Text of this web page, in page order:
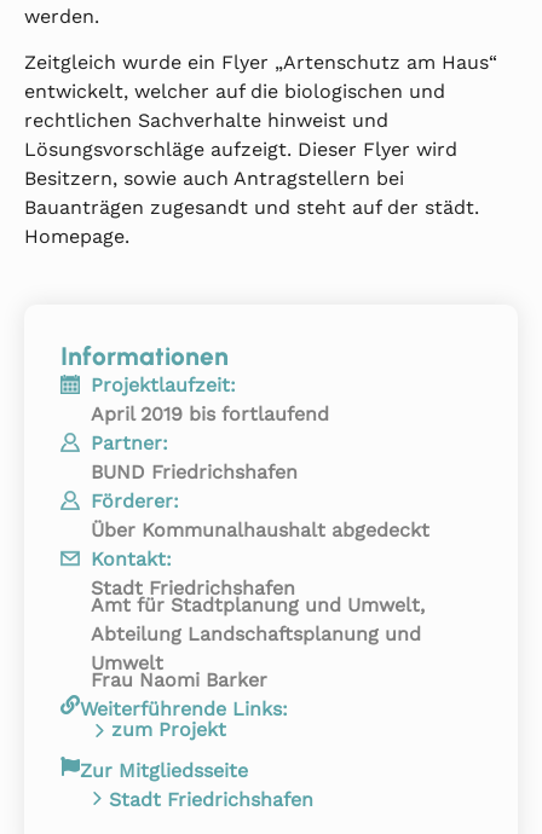
werden.
Zeitgleich wurde ein Flyer „Artenschutz am Haus“
entwickelt, welcher auf die biologischen und
rechtlichen Sachverhalte hinweist und
Lösungsvorschläge aufzeigt. Dieser Flyer wird
Besitzern, sowie auch Antragstellern bei
Bauanträgen zugesandt und steht auf der städt.
Homepage.
Informationen
Projektlaufzeit:
April 2019 bis fortlaufend
Partner:
BUND Friedrichshafen
Förderer:
Über Kommunalhaushalt abgedeckt
Kontakt:
Stadt Friedrichshafen
Amt für Stadtplanung und Umwelt,
Abteilung Landschaftsplanung und
Umwelt
Frau Naomi Barker
Weiterführende Links:
zum Projekt
Zur Mitgliedsseite
Stadt Friedrichshafen